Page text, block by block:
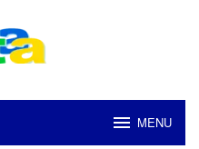
MENU